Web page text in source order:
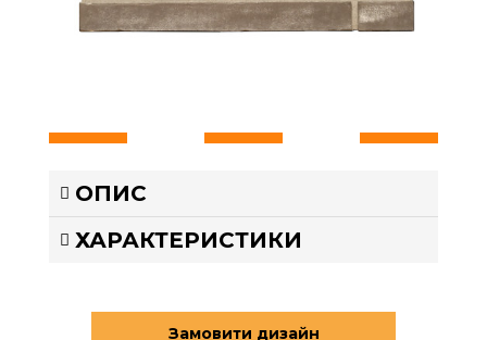
ОПИС
ХАРАКТЕРИСТИКИ